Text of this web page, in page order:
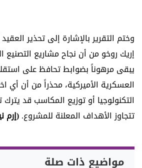
وختم التقرير بالإشارة إلى تحذير
إريك روخو من أن نجاح مشاريع التصنيع
يبقى مرهوناً بضوابط تحافظ على
العسكرية الأميركية، محذراً من أن أي
التكنولوجيا أو توزيع المكاسب قد يترك
تتجاوز الأهداف المعلنة للمشروع.(إرم
مواضيع ذات صلة